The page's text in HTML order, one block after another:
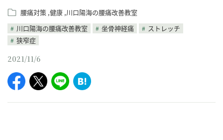
腰痛対策 健康 川口陽海の腰痛改善教室
川口陽海の腰痛改善教室
坐骨神経痛
ストレッチ
狭窄症
2021/11/6